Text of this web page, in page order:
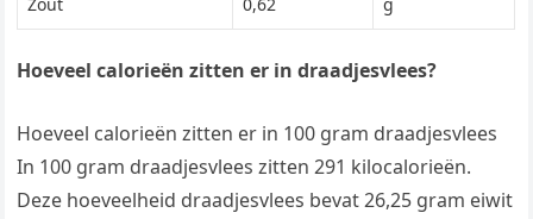
Hoeveel calorieën zitten er in draadjesvlees?
Hoeveel calorieën zitten er in 100 gram draadjesvlees
In 100 gram draadjesvlees zitten 291 kilocalorieën.
Deze hoeveelheid draadjesvlees bevat 26,25 gram eiwit